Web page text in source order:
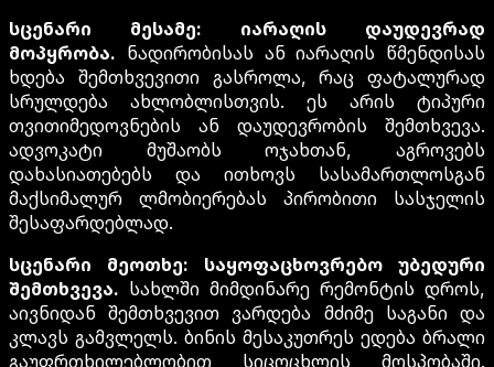
სცენარი მესამე: იარაღის დაუდევრად
მოპყრობა. ნადირობისას ან იარაღის წმენდისას
ხდება შემთხვევითი გასროლა, რაც ფატალურად
სრულდება ახლობლისთვის. ეს არის ტიპური
თვითიმედოვნების ან დაუდევრობის შემთხვევა.
ადვოკატი მუშაობს ოჯახთან, აგროვებს
დახასიათებებს და ითხოვს სასამართლოსგან
მაქსიმალურ ლმობიერებას პირობითი სასჯელის
შესაფარდებლად.
სცენარი მეოთხე: საყოფაცხოვრებო უბედური
შემთხვევა. სახლში მიმდინარე რემონტის დროს,
აივნიდან შემთხვევით ვარდება მძიმე საგანი და
კლავს გამვლელს. ბინის მესაკუთრეს ედება ბრალი
გაუფრთხილებლობით სიცოცხლის მოსპობაში.